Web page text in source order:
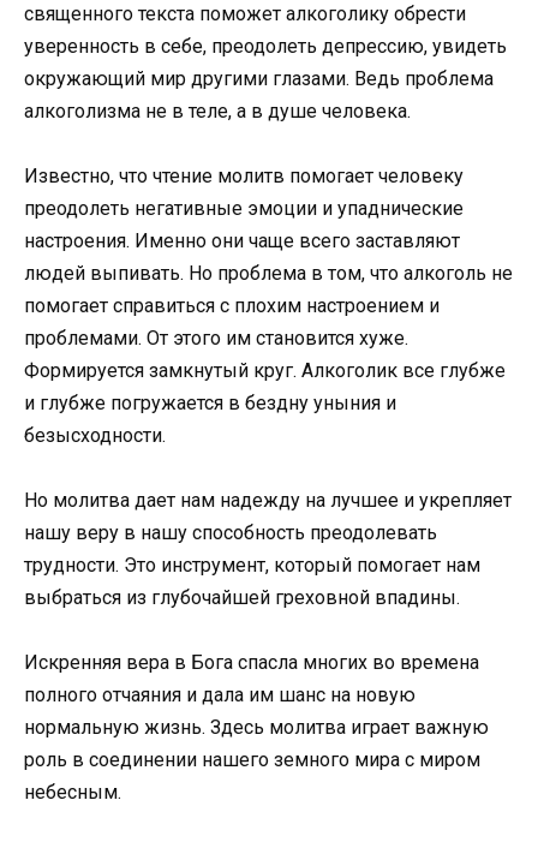
священного текста поможет алкоголику обрести
уверенность в себе, преодолеть депрессию, увидеть
окружающий мир другими глазами. Ведь проблема
алкоголизма не в теле, а в душе человека.
Известно, что чтение молитв помогает человеку
преодолеть негативные эмоции и упаднические
настроения. Именно они чаще всего заставляют
людей выпивать. Но проблема в том, что алкоголь не
помогает справиться с плохим настроением и
проблемами. От этого им становится хуже.
Формируется замкнутый круг. Алкоголик все глубже
и глубже погружается в бездну уныния и
безысходности.
Но молитва дает нам надежду на лучшее и укрепляет
нашу веру в нашу способность преодолевать
трудности. Это инструмент, который помогает нам
выбраться из глубочайшей греховной впадины.
Искренняя вера в Бога спасла многих во времена
полного отчаяния и дала им шанс на новую
нормальную жизнь. Здесь молитва играет важную
роль в соединении нашего земного мира с миром
небесным.